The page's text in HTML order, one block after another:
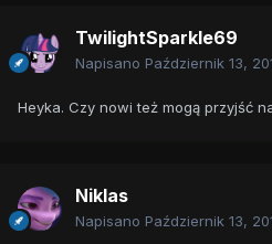
TwilightSparkle69
Napisano Październik 13,
Heyka. Czy nowi też mogą przyjść
Niklas
Napisano Październik 13,